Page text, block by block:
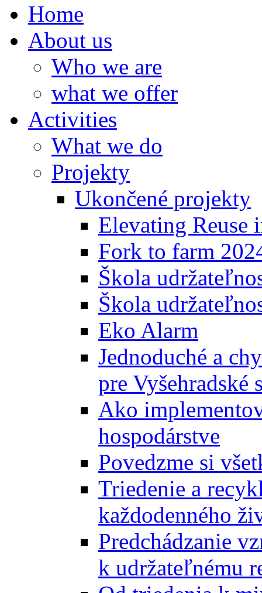
Home
About us
Who we are
what we offer
Activities
What we do
Projekty
Ukončené projekty
Elevating Reuse
Fork to farm
Škola
Škola
Eko Alarm
Jednoduché a
pre Vyšehradské
Ako
hospodárstve
Povedzme si
Triedenie a
každodenného
Predchádzanie
k udržateľnému